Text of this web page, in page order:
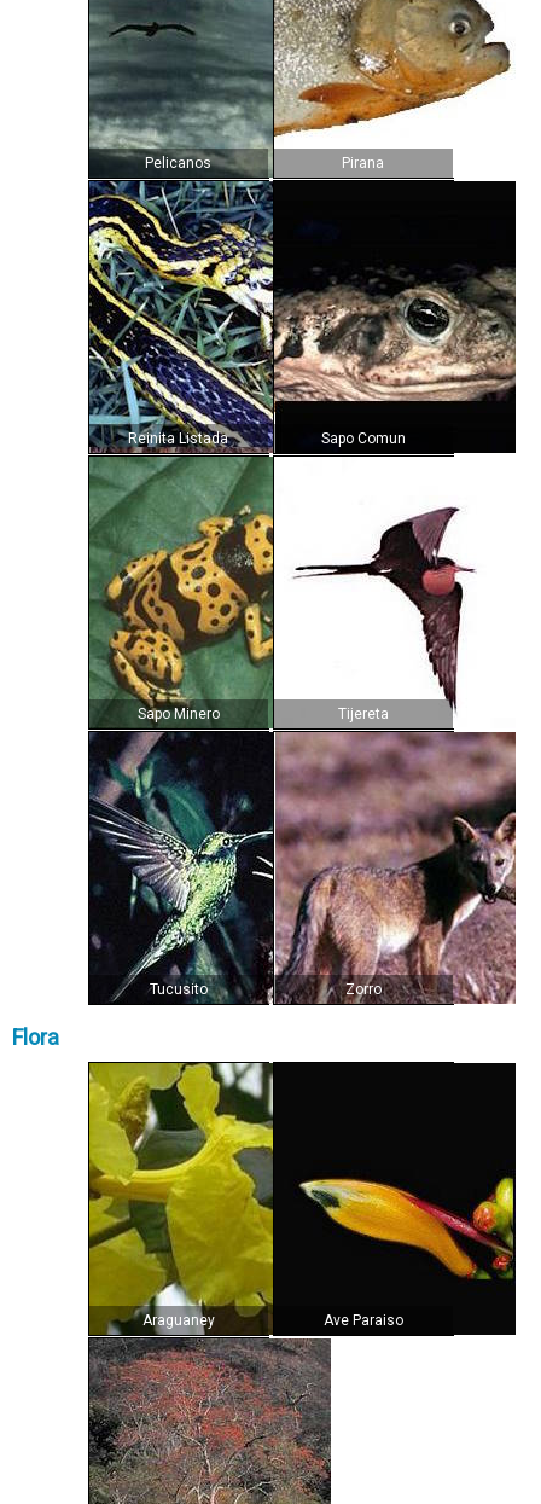
Pelicanos Pirana
Reinita Listada Sapo Comun
Sapo Minero Tijereta
Tucusito Zorro
Flora
Araguaney Ave Paraiso